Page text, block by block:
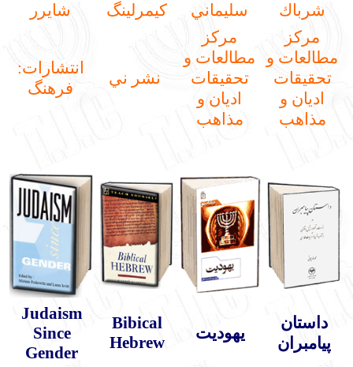
شرباك
سليماني
كيمرلينگ
شايرر
مركز
مطالعات و
تحقيقات
اديان و
مذاهب
مركز
مطالعات و
تحقيقات
اديان و
مذاهب
نشر ني
انتشارات:
فرهنگ
داستان
پيامبران
يهوديت
Bibical
Hebrew
Judaism
Since
Gender